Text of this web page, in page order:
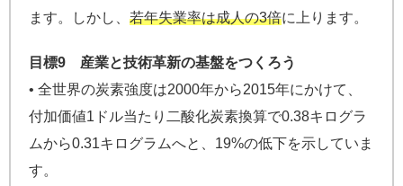
ます。しかし、 若年失業率は成人の3倍に上ります。
目標9 産業と技術革新の基盤をつくろう
• 全世界の炭素強度は2000年から2015年にかけて、
付加価値1ドル当たり二酸化炭素換算で0.38キログラ
ムから0.31キログラムへと、19%の低下を示していま
す。